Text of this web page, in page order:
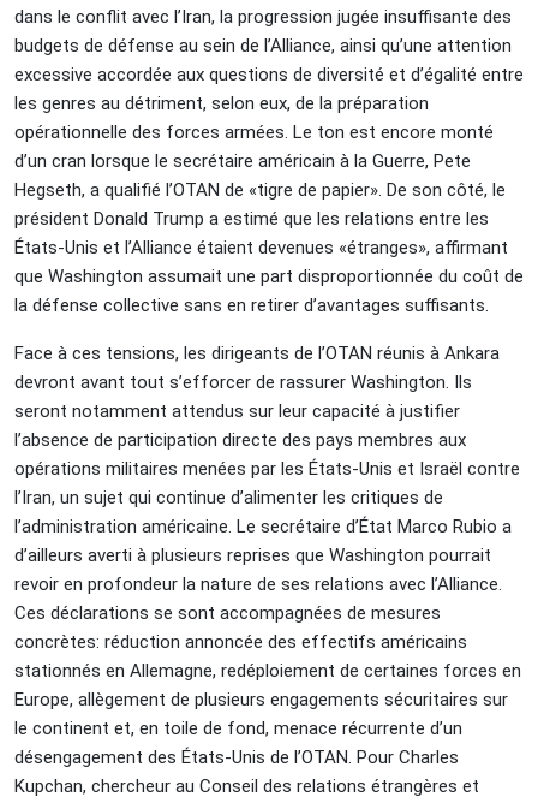
dans le conflit avec l’Iran, la progression jugée insuffisante des
budgets de défense au sein de l’Alliance, ainsi qu’une attention
excessive accordée aux questions de diversité et d’égalité entre
les genres au détriment, selon eux, de la préparation
opérationnelle des forces armées. Le ton est encore monté
d’un cran lorsque le secrétaire américain à la Guerre, Pete
Hegseth, a qualifié l’OTAN de «tigre de papier». De son côté, le
président Donald Trump a estimé que les relations entre les
États-Unis et l’Alliance étaient devenues «étranges», affirmant
que Washington assumait une part disproportionnée du coût de
la défense collective sans en retirer d’avantages suffisants.
Face à ces tensions, les dirigeants de l’OTAN réunis à Ankara
devront avant tout s’efforcer de rassurer Washington. Ils
seront notamment attendus sur leur capacité à justifier
l’absence de participation directe des pays membres aux
opérations militaires menées par les États-Unis et Israël contre
l’Iran, un sujet qui continue d’alimenter les critiques de
l’administration américaine. Le secrétaire d’État Marco Rubio a
d’ailleurs averti à plusieurs reprises que Washington pourrait
revoir en profondeur la nature de ses relations avec l’Alliance.
Ces déclarations se sont accompagnées de mesures
concrètes: réduction annoncée des effectifs américains
stationnés en Allemagne, redéploiement de certaines forces en
Europe, allègement de plusieurs engagements sécuritaires sur
le continent et, en toile de fond, menace récurrente d’un
désengagement des États-Unis de l’OTAN. Pour Charles
Kupchan, chercheur au Conseil des relations étrangères et